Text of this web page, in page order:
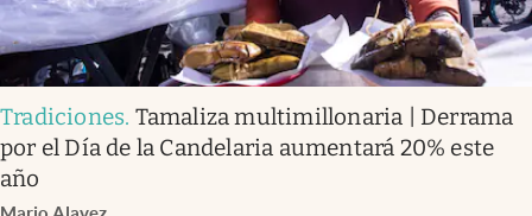
Tradiciones. Tamaliza multimillonaria | Derrama
por el Día de la Candelaria aumentará 20% este
año